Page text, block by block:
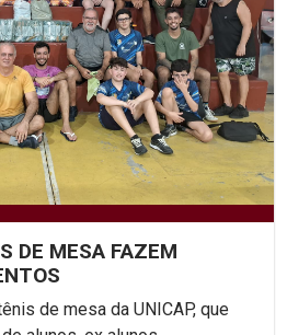
DE MESA FAZEM
de mesa da UNICAP, que